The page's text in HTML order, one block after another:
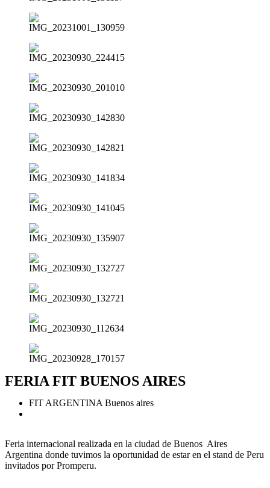
FERIA FIT BUENOS AIRES
FIT ARGENTINA Buenos aires
Feria internacional realizada en la ciudad de Buenos Aires
Argentina donde tuvimos la oportunidad de estar en el stand de Peru
invitados por Promperu.